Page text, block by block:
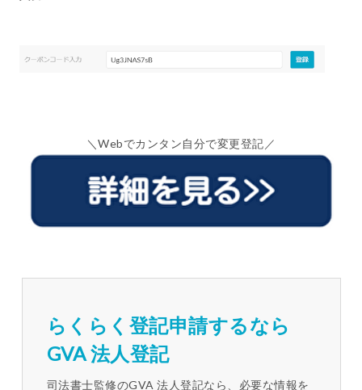
＼Webでカンタン自分で変更登記／
らくらく登記申請するなら
GVA 法人登記
司法書士監修のGVA 法人登記なら、必要な情報を